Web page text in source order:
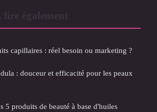
capillaires : réel besoin ou marketing ?
: douceur et efficacité pour les peaux
5 produits de beauté à base d'huiles